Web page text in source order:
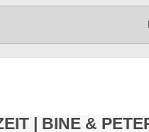
| BINE &